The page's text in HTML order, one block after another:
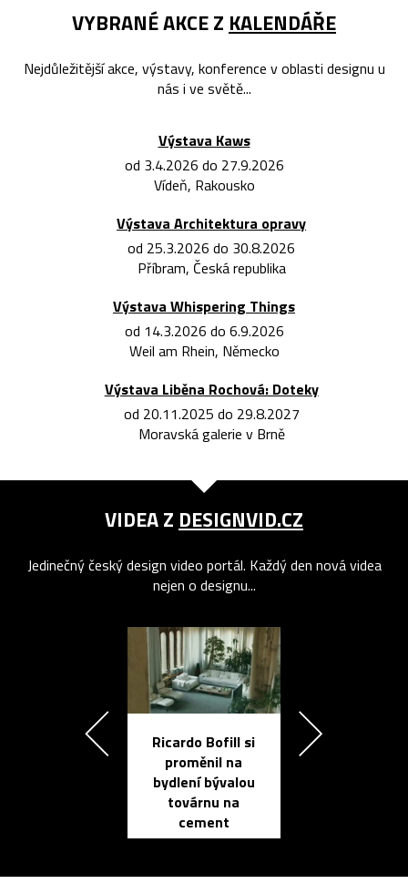
VYBRANÉ AKCE Z KALENDÁŘE
Nejdůležitější akce, výstavy, konference v oblasti designu u
nás i ve světě...
Výstava Kaws
od 3.4.2026 do 27.9.2026
Vídeň, Rakousko
Výstava Architektura opravy
od 25.3.2026 do 30.8.2026
Příbram, Česká republika
Výstava Whispering Things
od 14.3.2026 do 6.9.2026
Weil am Rhein, Německo
Výstava Liběna Rochová: Doteky
od 20.11.2025 do 29.8.2027
Moravská galerie v Brně
VIDEA Z DESIGNVID.CZ
Jedinečný český design video portál. Každý den nová videa
nejen o designu...
Ricardo Bofill si
proměnil na
bydlení bývalou
továrnu na
cement